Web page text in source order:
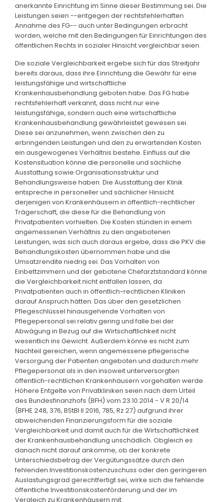
anerkannte Einrichtung im Sinne dieser Bestimmung sei. Die
Leistungen seien --entgegen der rechtsfehlerhaften
Annahme des FG-- auch unter Bedingungen erbracht
worden, welche mit den Bedingungen für Einrichtungen des
öffentlichen Rechts in sozialer Hinsicht vergleichbar seien.
Die soziale Vergleichbarkeit ergebe sich für das Streitjahr
bereits daraus, dass ihre Einrichtung die Gewähr für eine
leistungsfähige und wirtschaftliche
Krankenhausbehandlung geboten habe. Das FG habe
rechtsfehlerhaft verkannt, dass nicht nur eine
leistungsfähige, sondern auch eine wirtschaftliche
Krankenhausbehandlung gewährleistet gewesen sei.
Diese sei anzunehmen, wenn zwischen den zu
erbringenden Leistungen und den zu erwartenden Kosten
ein ausgewogenes Verhältnis bestehe. Einfluss auf die
Kostensituation könne die personelle und sächliche
Ausstattung sowie Organisationsstruktur und
Behandlungsweise haben. Die Ausstattung der Klinik
entspreche in personeller und sächlicher Hinsicht
derjenigen von Krankenhäusern in öffentlich-rechtlicher
Trägerschaft, die diese für die Behandlung von
Privatpatienten vorhielten. Die Kosten stünden in einem
angemessenen Verhältnis zu den angebotenen
Leistungen, was sich auch daraus ergebe, dass die PKV die
Behandlungskosten übernommen habe und die
Umsatzrendite niedrig sei. Das Vorhalten von
Einbettzimmern und der gebotene Chefarztstandard könne
die Vergleichbarkeit nicht entfallen lassen, da
Privatpatienten auch in öffentlich-rechtlichen Kliniken
darauf Anspruch hätten. Das über den gesetzlichen
Pflegeschlüssel hinausgehende Vorhalten von
Pflegepersonal sei relativ gering und falle bei der
Abwägung in Bezug auf die Wirtschaftlichkeit nicht
wesentlich ins Gewicht. Außerdem könne es nicht zum
Nachteil gereichen, wenn angemessene pflegerische
Versorgung der Patienten angeboten und dadurch mehr
Pflegepersonal als in den insoweit unterversorgten
öffentlich-rechtlichen Krankenhäusern vorgehalten werde.
Höhere Entgelte von Privatkliniken seien nach dem Urteil
des Bundesfinanzhofs (BFH) vom 23.10.2014 - V R 20/14
(BFHE 248, 376, BStBl II 2016, 785, Rz 27) aufgrund ihrer
abweichenden Finanzierungsform für die soziale
Vergleichbarkeit und damit auch für die Wirtschaftlichkeit
der Krankenhausbehandlung unschädlich. Obgleich es
danach nicht darauf ankomme, ob der konkrete
Unterschiedsbetrag der Vergütungssätze durch den
fehlenden Investitionskostenzuschuss oder den geringeren
Auslastungsgrad gerechtfertigt sei, wirke sich die fehlende
öffentliche Investitionskostenförderung und der im
Vergleich zu Krankenhäusern mit